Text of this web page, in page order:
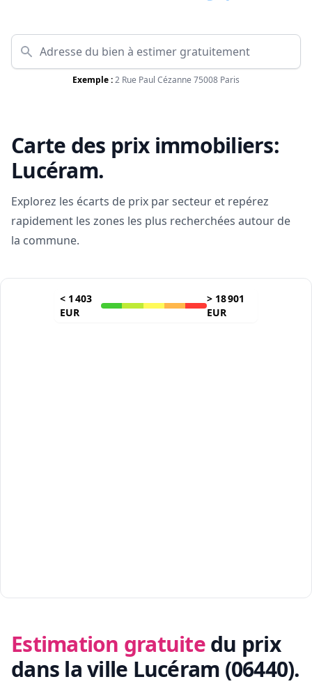
Exemple :2 Rue Paul Cézanne 75008 Paris
Carte des prix immobiliers:
Lucéram.
Explorez les écarts de prix par secteur et repérez
rapidement les zones les plus recherchées autour de
la commune.
< 1 403
EUR
> 18 901
EUR
Estimation gratuite du prix
dans la ville Lucéram (06440).